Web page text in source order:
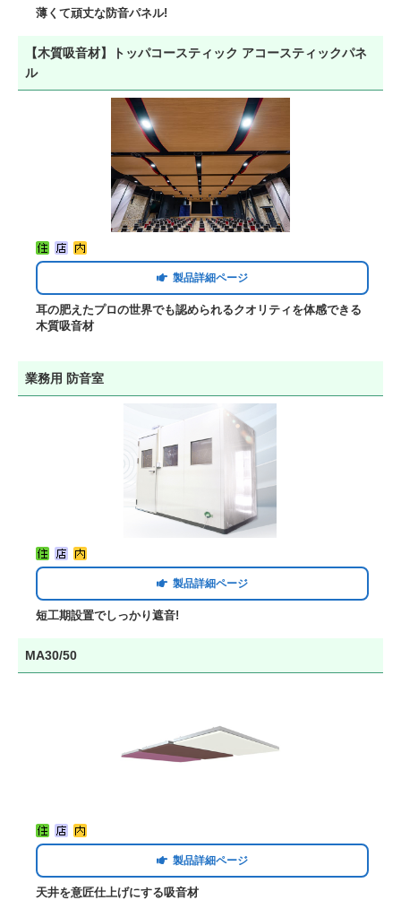
薄くて頑丈な防音パネル!
【木質吸音材】トッパコースティック アコースティックパネ
ル
製品詳細ページ
耳の肥えたプロの世界でも認められるクオリティを体感できる
木質吸音材
業務用 防音室
製品詳細ページ
短工期設置でしっかり遮音!
MA30/50
製品詳細ページ
天井を意匠仕上げにする吸音材